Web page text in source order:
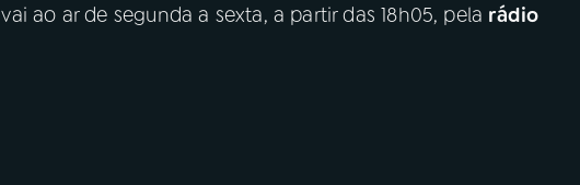
vai ao ar de segunda a sexta, a partir das 18h05, pela rádio